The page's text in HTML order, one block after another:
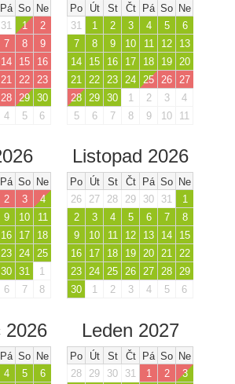
Pá So Ne
31 1
2
7 8
9
14 15
16
21 22
23
28 29 30
4 5 6
Po Út St Čt Pá So Ne
31
1 2 3 4 5
6
7
8 9 10 11 12
13
14
15 16 17 18 19
20
21
22 23 24 25 26
27
28
29 30 1 2 3
4
5
6 7 8 9 10 11
Pá So Ne
2 3
4
9 10
11
16 17
18
23 24 25
30 31
1
6 7 8
Listopad 2026
Po Út St Čt Pá So Ne
26
27 28 29 30 31
1
2
3 4 5 6 7
8
9
10 11 12 13 14
15
16
17 18 19 20 21 22
23 24 25 26 27 28 29
30
1 2 3 4 5 6
2026
Pá So Ne
4 5
6
Leden 2027
Po Út St Čt Pá So Ne
28
29 30 31 1 2
3